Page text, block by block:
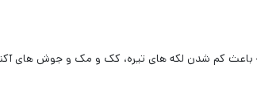
که باعث کم شدن لکه های تیره، کک و مک و جوش های